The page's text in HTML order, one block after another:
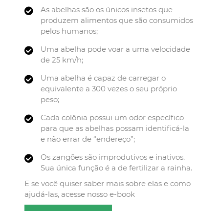
As abelhas são os únicos insetos que
produzem alimentos que são consumidos
pelos humanos;
Uma abelha pode voar a uma velocidade
de 25 km/h;
Uma abelha é capaz de carregar o
equivalente a 300 vezes o seu próprio
peso;
Cada colônia possui um odor específico
para que as abelhas possam identificá-la
e não errar de “endereço”;
Os zangões são improdutivos e inativos.
Sua única função é a de fertilizar a rainha.
E se você quiser saber mais sobre elas e como
ajudá-las, acesse nosso e-book